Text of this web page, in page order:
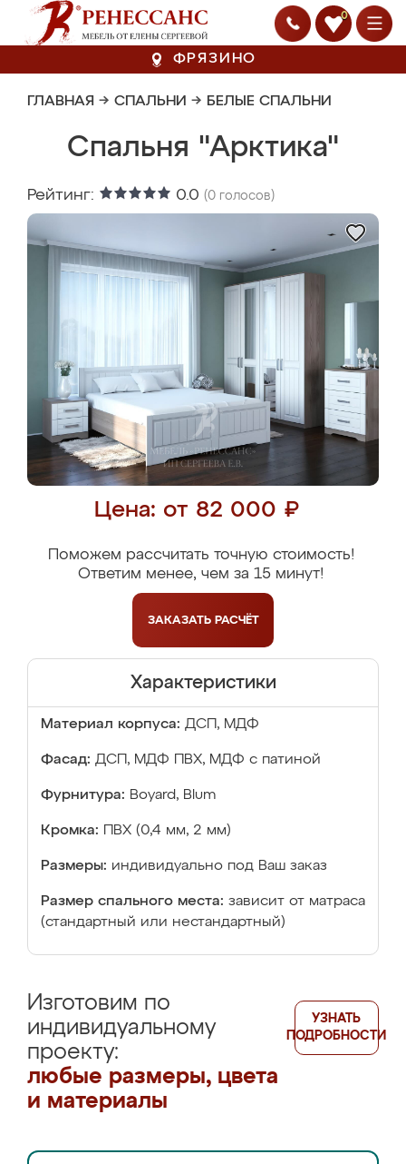
0
ФРЯЗИНО
ГЛАВНАЯ → СПАЛЬНИ → БЕЛЫЕ СПАЛЬНИ
Спальня "Арктика"
Рейтинг: 0.0 (0 голосов)
Цена: от 82 000 ₽
Поможем рассчитать точную стоимость!
Ответим менее, чем за 15 минут!
ЗАКАЗАТЬ РАСЧЁТ
Характеристики
Материал корпуса: ДСП, МДФ
Фасад: ДСП, МДФ ПВХ, МДФ с патиной
Фурнитура: Boyard, Blum
Кромка: ПВХ (0,4 мм, 2 мм)
Размеры: индивидуально под Ваш заказ
Размер спального места: зависит от матраса
(стандартный или нестандартный)
Изготовим по
индивидуальному
проекту:
любые размеры, цвета
и материалы
УЗНАТЬ
ПОДРОБНОСТИ